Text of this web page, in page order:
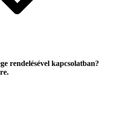
rendelésével kapcsolatban?